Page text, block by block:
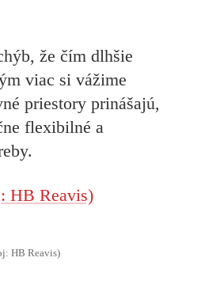
že čím dlhšie
viac si vážime
priestory prinášajú,
flexibilné a
HB Reavis)